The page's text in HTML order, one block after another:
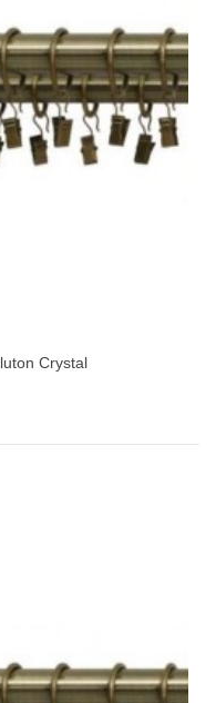
Crystal